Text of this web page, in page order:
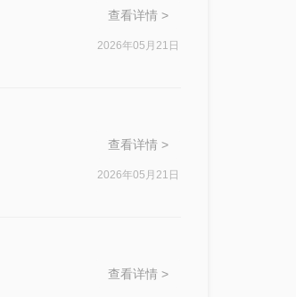
查看详情 >
2026年05月21日
查看详情 >
2026年05月21日
查看详情 >